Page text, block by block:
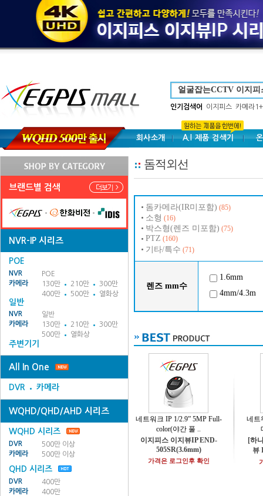
인기검색어 이지피스 카메라
회사소개 A.I 제품 검색기
브랜드별 검색
NVR-IP 시리즈
POE
NVR
POE
카메라
130만 210만
300만
400만
500만 열화상
일반
NVR
일반
카메라
130만 210만
300만
500만
열화상
주변기기
All In One
DVR 카메라
WQHD/QHD/AHD 시리즈
WQHD 시리즈
DVR
500만 이상
카메라
500만 이상
QHD 시리즈
DVR
400만
카메라
400만
돔적외선
돔카메라(IR미포함) (85)
소형 (16)
박스형(렌즈 미포함) (75)
PTZ (160)
기타/특수 (71)
렌즈 mm수
1.6mm
4mm/4.3m
네트워크 IP 1/2.9” 5MP Full-
color(야간 풀 ..
이지피스 이지뷰IP END-
505SR(3.6mm)
가격은 로그인후 확인
네트
[하
뷰